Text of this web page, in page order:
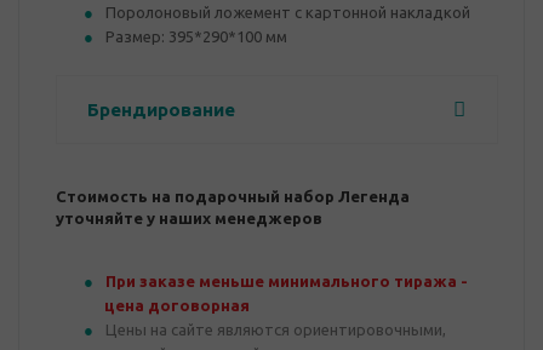
Поролоновый ложемент с картонной накладкой
Размер: 395*290*100 мм
Брендирование
Стоимость на подарочный набор Легенда
уточняйте у наших менеджеров
При заказе меньше минимального тиража -
цена договорная
Цены на сайте являются ориентировочными,